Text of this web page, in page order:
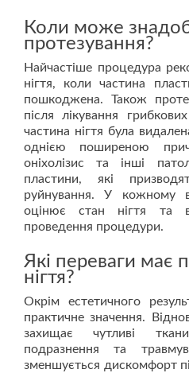
Коли може
протезування?
Найчастіше процедура
нігтя, коли частина
пошкоджена. Також
після лікування
частина нігтя була
однією поширеною
оніхолізис та інші
пластини, які
руйнування. У кожному
оцінює стан нігтя та
проведення процедури.
Які переваги має
нігтя?
Окрім естетичного
практичне значення.
захищає чутливі
подразнення та
зменшується дискомфорт